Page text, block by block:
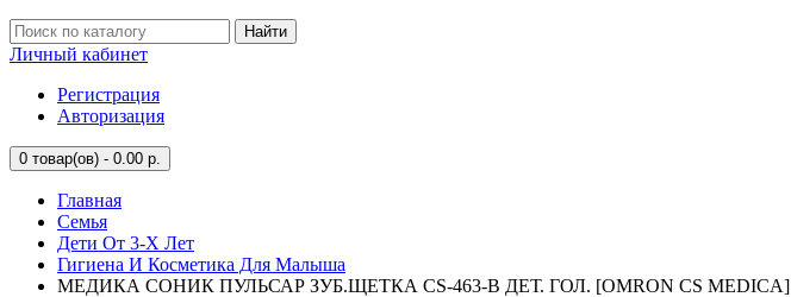
Найти
Личный кабинет
Регистрация
Авторизация
0 товар(ов) - 0.00 р.
Главная
Семья
Дети От 3-Х Лет
Гигиена И Косметика Для Малыша
МЕДИКА СОНИК ПУЛЬСАР ЗУБ.ЩЕТКА CS-463-B ДЕТ. ГОЛ. [OMRON CS MEDICA]